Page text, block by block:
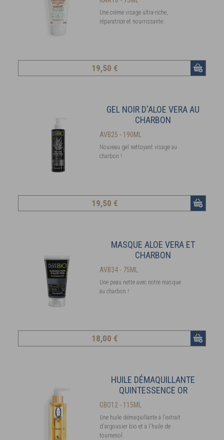
Une crème visage ultra-riche,
réparatrice et nourrissante.
19,50 €
GEL NOIR D'ALOE VERA AU
CHARBON
AVB25 - 190ML
Nouveau gel nettoyant visage au
charbon !
19,50 €
MASQUE ALOE VERA ET
CHARBON
AVB34 - 75ML
Une peau nette avec notre masque
au charbon !
18,00 €
HUILE DÉMAQUILLANTE
QUINTESSENCE OR
GBO12 - 115ML
Une huile démaquillante à l'extrait
d'argousier bio et à l'huile de
tournesol.